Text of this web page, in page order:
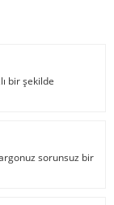
bir şekilde
sorunsuz bir